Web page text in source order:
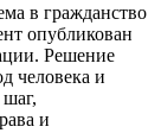
в гражданство
опубликован
Решение
человека и
и